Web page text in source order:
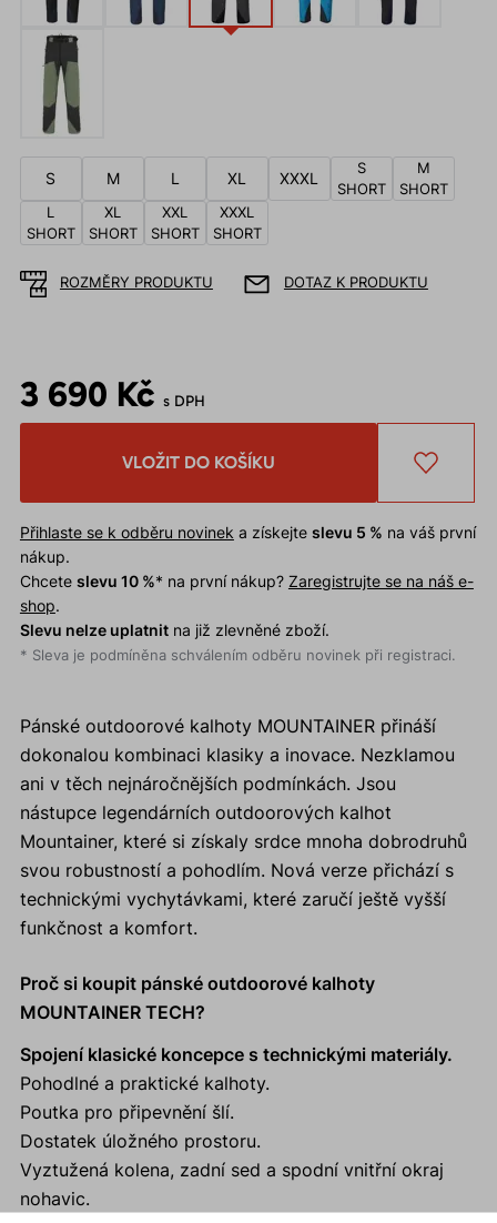
S M L XL XXXL
S
SHORT
M
SHORT
L
SHORT
XL
SHORT
XXL
SHORT
XXXL
SHORT
ROZMĚRY PRODUKTU DOTAZ K PRODUKTU
3 690 Kč s DPH
VLOŽIT DO KOŠÍKU
Přihlaste se k odběru novinek a získejte slevu 5 % na váš první
nákup.
Chcete slevu 10 %* na první nákup? Zaregistrujte se na náš e-
shop.
Slevu nelze uplatnitna již zlevněné zboží.
* Sleva je podmíněna schválením odběru novinek při registraci.
Pánské outdoorové kalhoty MOUNTAINER přináší
dokonalou kombinaci klasiky a inovace. Nezklamou
ani v těch nejnáročnějších podmínkách. Jsou
nástupce legendárních outdoorových kalhot
Mountainer, které si získaly srdce mnoha dobrodruhů
svou robustností a pohodlím. Nová verze přichází s
technickými vychytávkami, které zaručí ještě vyšší
funkčnost a komfort.
Proč si koupit pánské outdoorové kalhoty
MOUNTAINER TECH?
Spojení klasické koncepce s technickými materiály.
Pohodlné a praktické kalhoty.
Poutka pro připevnění šlí.
Dostatek úložného prostoru.
Vyztužená kolena, zadní sed a spodní vnitřní okraj
nohavic.